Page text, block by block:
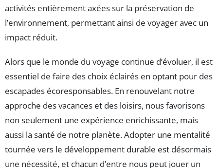
activités entièrement axées sur la préservation de
l’environnement, permettant ainsi de voyager avec un
impact réduit.
Alors que le monde du voyage continue d’évoluer, il est
essentiel de faire des choix éclairés en optant pour des
escapades écoresponsables. En renouvelant notre
approche des vacances et des loisirs, nous favorisons
non seulement une expérience enrichissante, mais
aussi la santé de notre planète. Adopter une mentalité
tournée vers le développement durable est désormais
une nécessité, et chacun d’entre nous peut jouer un